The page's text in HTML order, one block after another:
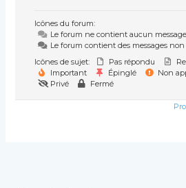
Icônes du forum:
Le forum ne contient aucun
Le forum contient des messages non
Icônes de sujet:
Pas répondu
Important
Épinglé Non
Privé
Fermé